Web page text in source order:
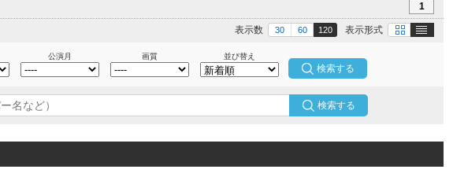
1
表示形式 画像
表示数 30 60 120
公演月 画質 並び替え
検索する